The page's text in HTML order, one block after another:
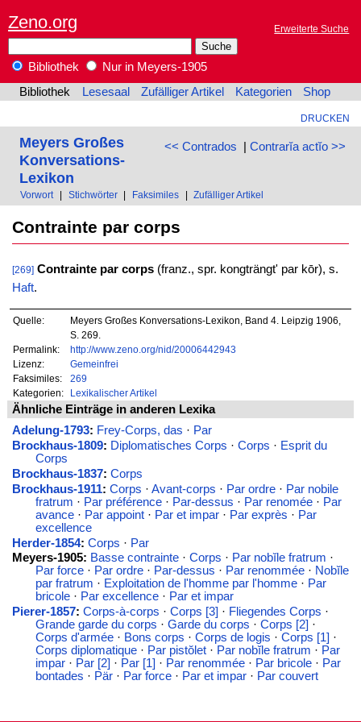
Zeno.org Erweiterte Suche
Bibliothek
Nur in Meyers-1905
Bibliothek
Lesesaal Zufälliger Artikel Kategorien Shop
DRUCKEN
<< Contrados | Contrarĭa actĭo >>
Meyers Großes
Konversations-
Lexikon
Vorwort Stichwörter Faksimiles Zufälliger Artikel
Contrainte par corps
[269] Contrainte par corps(franz., spr. kongträngt' par kōr), s.
Haft.
Quelle:
Meyers Großes Konversations-Lexikon, Band 4. Leipzig 1906,
S. 269.
Permalink:
http://www.zeno.org/nid/20006442943
Lizenz:
Gemeinfrei
Faksimiles:
269
Kategorien:
Lexikalischer Artikel
Ähnliche Einträge in anderen Lexika
Adelung-1793: Frey-Corps, das · Par
Brockhaus-1809: Diplomatisches Corps · Corps · Esprit du
Corps
Brockhaus-1837: Corps
Brockhaus-1911: Corps · Avant-corps · Par ordre· Par nobile
fratrum · Par préférence· Par-dessus · Par renomée· Par
avance· Par appoint· Par et impar· Par exprès · Par
excellence
Herder-1854: Corps · Par
Meyers-1905: Basse contrainte· Corps · Par nobĭle fratrum ·
Par force· Par ordre· Par-dessus · Par renommée· Nobĭle
par fratrum · Exploitation de l'homme par l'homme· Par
bricole· Par excellence· Par et impar
Pierer-1857: Corps-à-corps · Corps [3] · Fliegendes Corps ·
Grande garde du corps · Garde du corps · Corps [2] ·
Corps d'armée· Bons corps · Corps de logis · Corps [1] ·
Corps diplomatique· Par pistŏlet· Par nobĭle fratrum · Par
impar· Par [2] · Par [1] · Par renommée· Par bricole· Par
bontades · Pär· Par force· Par et impar· Par couvert